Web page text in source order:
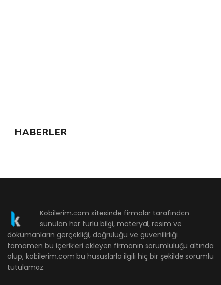
HABERLER
Kobilerim.com sitesinde firmalar tarafından
sunulan her türlü bilgi, materyal, resim ve
dökümanların gerçekliği, doğruluğu ve güvenilirliği
tamamen bu içerikleri ekleyen firmanın sorumluluğu altında
olup, kobilerim.com bu hususlarla ilgili hiç bir şekilde sorumlu
tutulamaz.